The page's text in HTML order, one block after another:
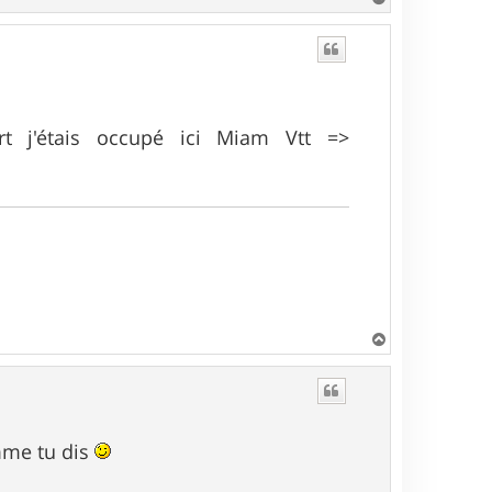
a
j'étais occupé ici Miam Vtt =>
a
tu dis